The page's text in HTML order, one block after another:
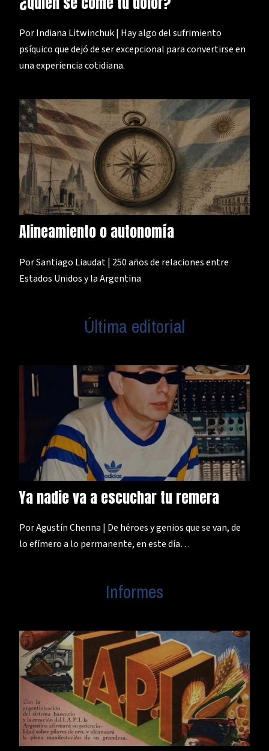
Por Indiana Litwinchuk | Hay algo del sufrimiento
psíquico que dejó de ser excepcional para convertirse en
una experiencia cotidiana.
Alineamiento o autonomía
Por Santiago Liaudat | 250 años de relaciones entre
Estados Unidos y la Argentina
Última editorial
Ya nadie va a escuchar tu remera
Por Agustín Chenna | De héroes y genios que se van, de
lo efímero a lo permanente, en este día…
Informes